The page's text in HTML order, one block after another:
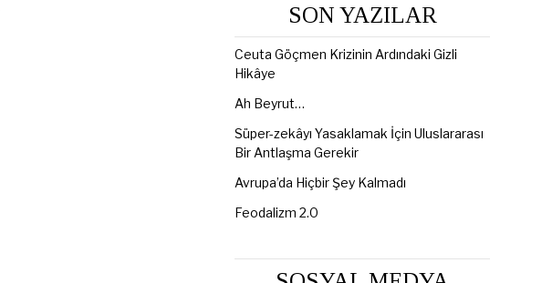
SON YAZILAR
Ceuta Göçmen Krizinin Ardındaki Gizli
Hikâye
Ah Beyrut…
Süper-zekâyı Yasaklamak İçin Uluslararası
Bir Antlaşma Gerekir
Avrupa’da Hiçbir Şey Kalmadı
Feodalizm 2.0